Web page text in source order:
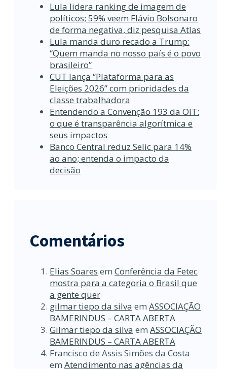
Lula lidera ranking de imagem de
políticos; 59% veem Flávio Bolsonaro
de forma negativa, diz pesquisa Atlas
Lula manda duro recado a Trump:
“Quem manda no nosso país é o povo
brasileiro”
CUT lança “Plataforma para as
Eleições 2026” com prioridades da
classe trabalhadora
Entendendo a Convenção 193 da OIT:
o que é transparência algorítmica e
seus impactos
Banco Central reduz Selic para 14%
ao ano; entenda o impacto da
decisão
Comentários
Elias Soares em Conferência da Fetec
mostra para a categoria o Brasil que
a gente quer
gilmar tiepo da silva em ASSOCIAÇÃO
BAMERINDUS – CARTA ABERTA
Gilmar tiepo da silva em ASSOCIAÇÃO
BAMERINDUS – CARTA ABERTA
Francisco de Assis Simões da Costa
em Atendimento nas agências da